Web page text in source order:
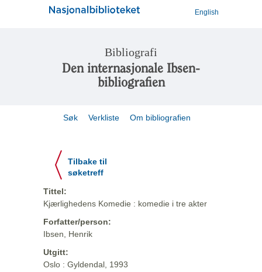
English
Bibliografi
Den internasjonale Ibsen-
bibliografien
Søk Verkliste Om bibliografien
Tilbake til
søketreff
Tittel:
Kjærlighedens Komedie : komedie i tre akter
Forfatter/person:
Ibsen, Henrik
Utgitt:
Oslo : Gyldendal, 1993